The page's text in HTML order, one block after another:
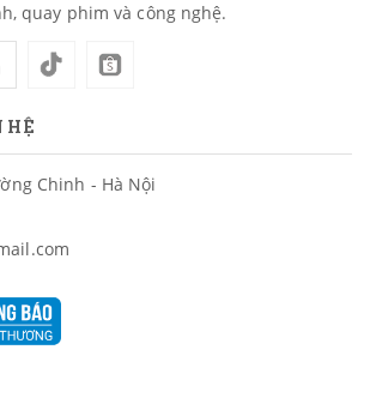
quay phim và công nghệ.
HỆ
Chinh - Hà Nội